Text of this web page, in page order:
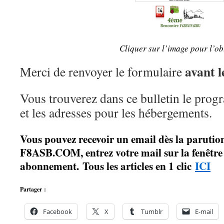
Cliquer sur l’image pour
Merci de renvoyer le formulaireavant
Vous trouverez dans ce bulletin le
et les adresses pour les hébergements.
Vous pouvez recevoir un email dès la
F8ASB.COM, entrez votre mail sur la
abonnement. Tous les articles en 1 clic ICI
Partager :
Facebook X Tumblr E-mail